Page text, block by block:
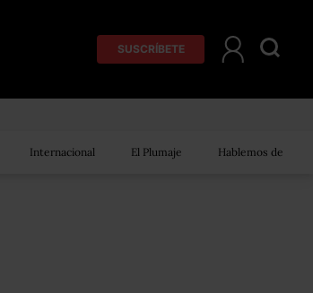
SUSCRÍBETE
Internacional El Plumaje Hablemos de